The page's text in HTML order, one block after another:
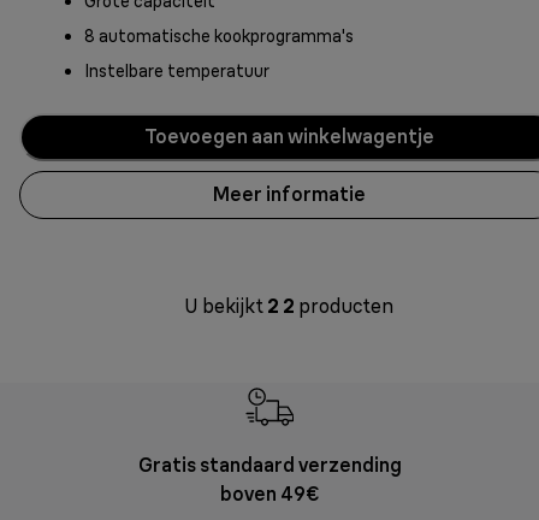
8 automatische kookprogramma's
Instelbare temperatuur
Toevoegen aan winkelwagentje
Meer informatie
U bekijkt 2 2 producten
Gratis standaard verzending
boven 49€